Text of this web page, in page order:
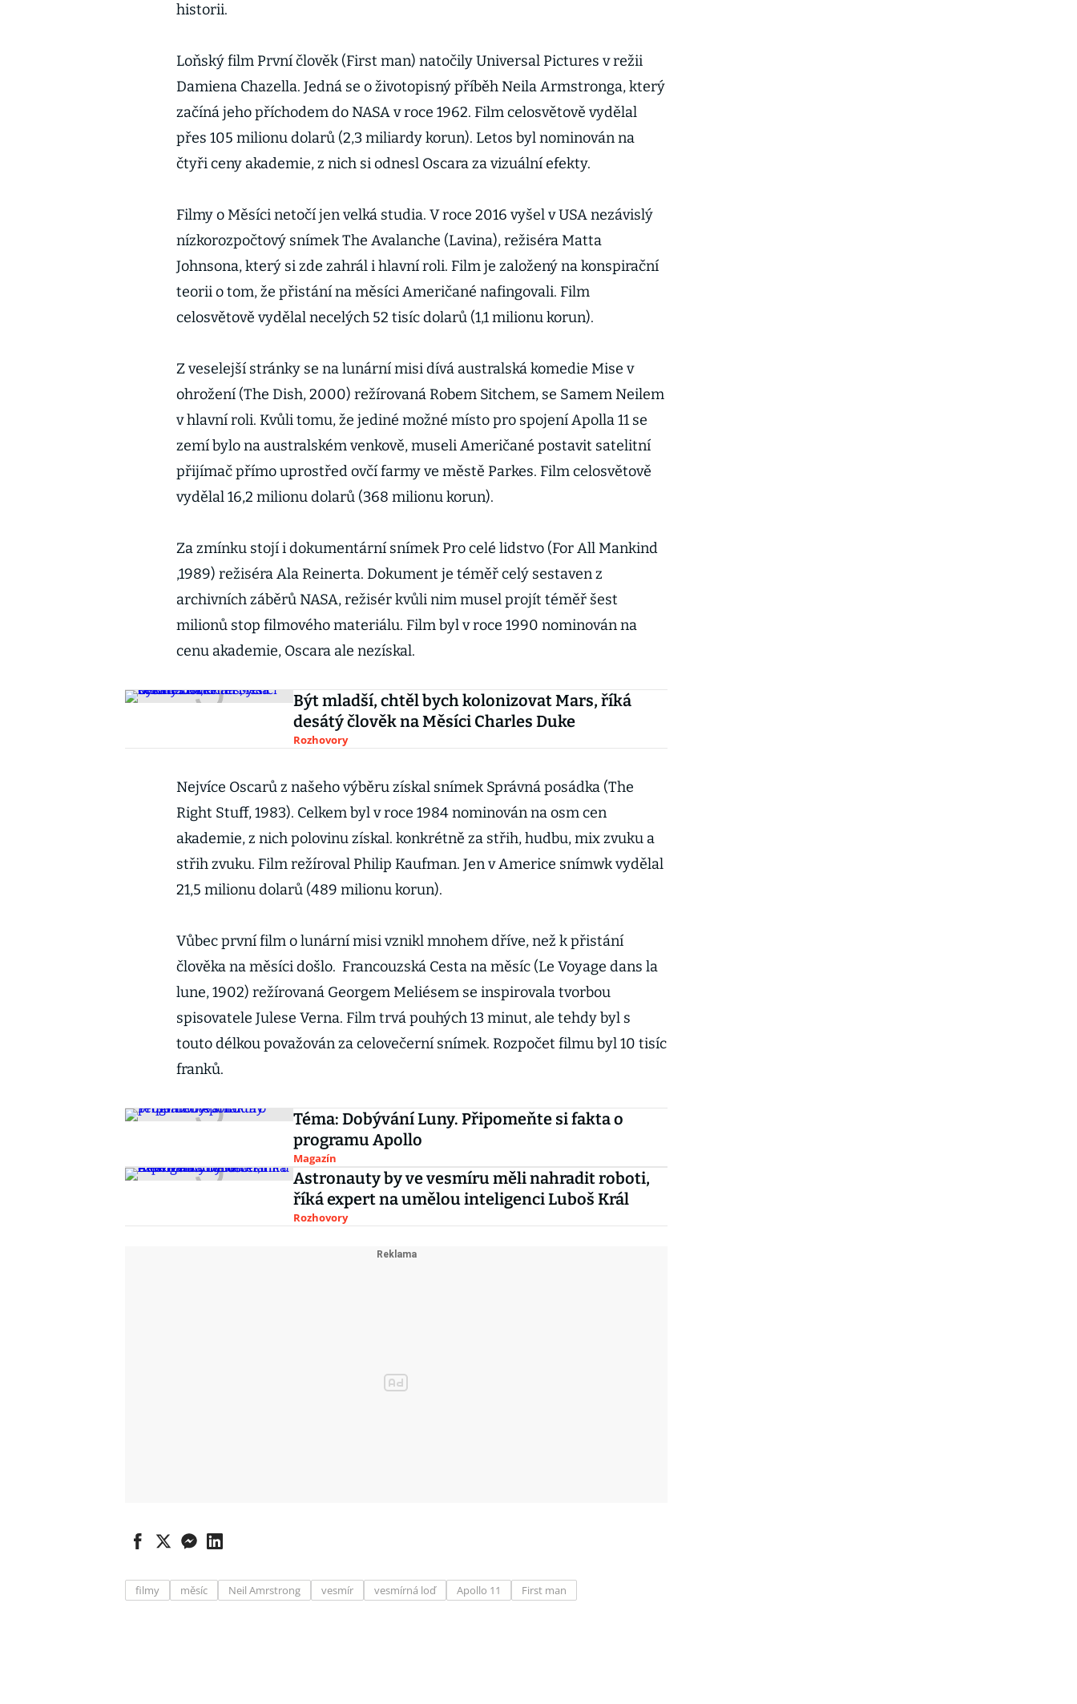
historii.
Loňský film První člověk (First man) natočily Universal Pictures v režii
Damiena Chazella. Jedná se o životopisný příběh Neila Armstronga, který
začíná jeho příchodem do NASA v roce 1962. Film celosvětově vydělal
přes 105 milionu dolarů (2,3 miliardy korun). Letos byl nominován na
čtyři ceny akademie, z nich si odnesl Oscara za vizuální efekty.
Filmy o Měsíci netočí jen velká studia. V roce 2016 vyšel v USA nezávislý
nízkorozpočtový snímek The Avalanche (Lavina), režiséra Matta
Johnsona, který si zde zahrál i hlavní roli. Film je založený na konspirační
teorii o tom, že přistání na měsíci Američané nafingovali. Film
celosvětově vydělal necelých 52 tisíc dolarů (1,1 milionu korun).
Z veselejší stránky se na lunární misi dívá australská komedie Mise v
ohrožení (The Dish, 2000) režírovaná Robem Sitchem, se Samem Neilem
v hlavní roli. Kvůli tomu, že jediné možné místo pro spojení Apolla 11 se
zemí bylo na australském venkově, museli Američané postavit satelitní
přijímač přímo uprostřed ovčí farmy ve městě Parkes. Film celosvětově
vydělal 16,2 milionu dolarů (368 milionu korun).
Za zmínku stojí i dokumentární snímek Pro celé lidstvo (For All Mankind
,1989) režiséra Ala Reinerta. Dokument je téměř celý sestaven z
archivních záběrů NASA, režisér kvůli nim musel projít téměř šest
milionů stop filmového materiálu. Film byl v roce 1990 nominován na
cenu akademie, Oscara ale nezískal.
Být mladší, chtěl bych kolonizovat Mars, říká
desátý člověk na Měsíci Charles Duke
Rozhovory
Nejvíce Oscarů z našeho výběru získal snímek Správná posádka (The
Right Stuff, 1983). Celkem byl v roce 1984 nominován na osm cen
akademie, z nich polovinu získal. konkrétně za střih, hudbu, mix zvuku a
střih zvuku. Film režíroval Philip Kaufman. Jen v Americe snímwk vydělal
21,5 milionu dolarů (489 milionu korun).
Vůbec první film o lunární misi vznikl mnohem dříve, než k přistání
člověka na měsíci došlo. Francouzská Cesta na měsíc (Le Voyage dans la
lune, 1902) režírovaná Georgem Meliésem se inspirovala tvorbou
spisovatele Julese Verna. Film trvá pouhých 13 minut, ale tehdy byl s
touto délkou považován za celovečerní snímek. Rozpočet filmu byl 10 tisíc
franků.
Téma: Dobývání Luny. Připomeňte si fakta o
programu Apollo
Magazín
Astronauty by ve vesmíru měli nahradit roboti,
říká expert na umělou inteligenci Luboš Král
Rozhovory
filmy měsíc Neil Amrstrong vesmír vesmírná loď Apollo 11 First man